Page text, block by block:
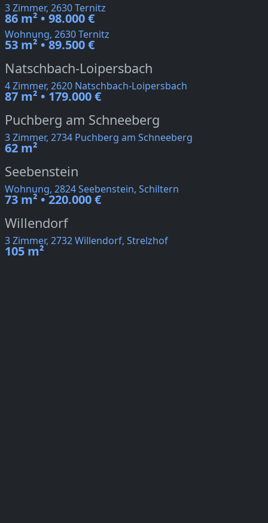
3 Zimmer, 2630 Ternitz
86 m² • 98.000 €
Wohnung, 2630 Ternitz
53 m² • 89.500 €
Natschbach-Loipersbach
4 Zimmer, 2620 Natschbach-Loipersbach
87 m² • 179.000 €
Puchberg am Schneeberg
3 Zimmer, 2734 Puchberg am Schneeberg
62 m²
Seebenstein
Wohnung, 2824 Seebenstein, Schiltern
73 m² • 220.000 €
Willendorf
3 Zimmer, 2732 Willendorf, Strelzhof
105 m²